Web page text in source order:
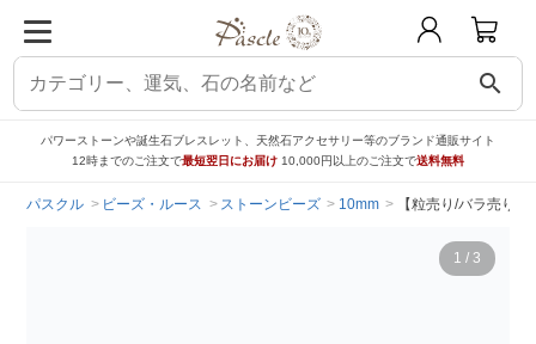
search
パワーストーンや誕生石ブレスレット、天然石アクセサリー等のブランド通販サイト
12時までのご注文で最短翌日にお届け 10,000円以上のご注文で送料無料
パスクル ビーズ・ルース ストーンビーズ 10mm 【粒売り/バラ売り
1 / 3